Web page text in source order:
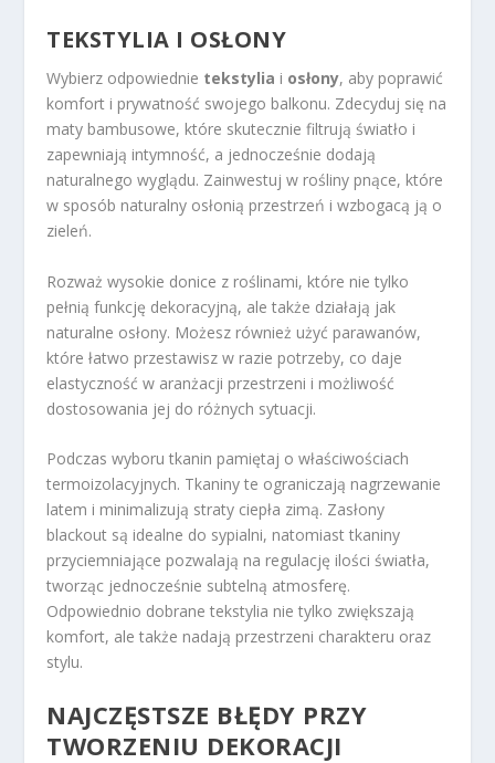
TEKSTYLIA I OSŁONY
Wybierz odpowiednie tekstylia i osłony, aby poprawić
komfort i prywatność swojego balkonu. Zdecyduj się na
maty bambusowe, które skutecznie filtrują światło i
zapewniają intymność, a jednocześnie dodają
naturalnego wyglądu. Zainwestuj w rośliny pnące, które
w sposób naturalny osłonią przestrzeń i wzbogacą ją o
zieleń.
Rozważ wysokie donice z roślinami, które nie tylko
pełnią funkcję dekoracyjną, ale także działają jak
naturalne osłony. Możesz również użyć parawanów,
które łatwo przestawisz w razie potrzeby, co daje
elastyczność w aranżacji przestrzeni i możliwość
dostosowania jej do różnych sytuacji.
Podczas wyboru tkanin pamiętaj o właściwościach
termoizolacyjnych. Tkaniny te ograniczają nagrzewanie
latem i minimalizują straty ciepła zimą. Zasłony
blackout są idealne do sypialni, natomiast tkaniny
przyciemniające pozwalają na regulację ilości światła,
tworząc jednocześnie subtelną atmosferę.
Odpowiednio dobrane tekstylia nie tylko zwiększają
komfort, ale także nadają przestrzeni charakteru oraz
stylu.
NAJCZĘSTSZE BŁĘDY PRZY
TWORZENIU DEKORACJI